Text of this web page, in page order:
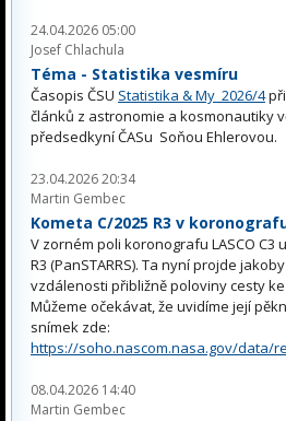
24.04.2026 05:00
Josef Chlachula
Téma - Statistika vesmíru
Časopis ČSU Statistika & My 2026/4
článků z astronomie a kosmonautiky
předsedkyní ČASu Soňou Ehlerovou.
23.04.2026 20:34
Martin Gembec
Kometa C/2025 R3 v
V zorném poli koronografu LASCO C3
R3 (PanSTARRS). Ta nyní projde
vzdálenosti přibližně poloviny cesty ke
Můžeme očekávat, že uvidíme její
snímek zde:
https://soho.nascom.nasa.gov/data/
08.04.2026 14:40
Martin Gembec